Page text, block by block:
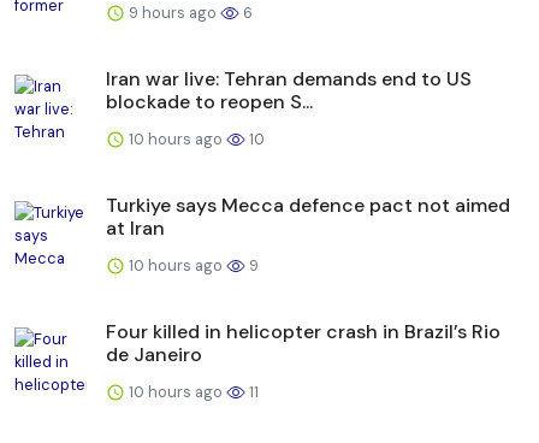
9 hours ago 6
Iran war live: Tehran demands end to US
blockade to reopen S...
10 hours ago 10
Turkiye says Mecca defence pact not aimed
at Iran
10 hours ago 9
Four killed in helicopter crash in Brazil’s Rio
de Janeiro
10 hours ago 11